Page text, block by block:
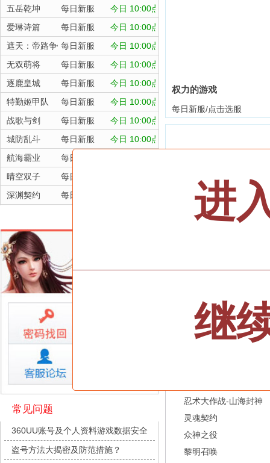
五岳乾坤
每日新服
今日 10:00点
爱琳诗篇
每日新服
今日 10:00点
遮天：帝路争锋每日新服
今日 10:00点
无双萌将
每日新服
今日 10:00点
逐鹿皇城
每日新服
今日 10:00点
特勤姬甲队
每日新服
今日 10:00点
战歌与剑
每日新服
今日 10:00点
城防乱斗
每日新服
今日 10:00点
航海霸业
每日新服
晴空双子
每日新服
深渊契约
每日新服
正中靶心
每日新服
神兵奇迹
微乐捕鱼千炮版每日新服
今日 10:00点
帕瓦勇者传说
每日新服
群英风华录
小小仙王
少年名将
每日新服
寻龙英雄
魔物迷宫
每日新服
豌豆大作战
每日新服
今日 10:00点
灵魂序章
每日新服
今日 10:00点
常见问题
360UU账号及个人资料游戏数据安全
盗号方法大揭密及防范措施？
权力的游戏
每日新服/点击选服
按类型 仙侠 武侠
按字母 ABC DEF
忍术大作战-山海封神
灵魂契约
众神之役
黎明召唤
进
继